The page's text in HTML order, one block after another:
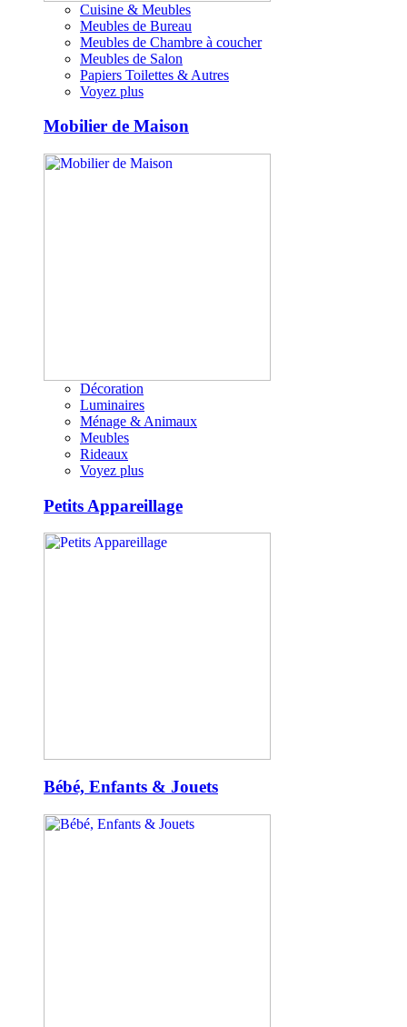
Cuisine & Meubles
Meubles de Bureau
Meubles de Chambre à coucher
Meubles de Salon
Papiers Toilettes & Autres
Voyez plus
Mobilier de Maison
Décoration
Luminaires
Ménage & Animaux
Meubles
Rideaux
Voyez plus
Petits Appareillage
Bébé, Enfants & Jouets